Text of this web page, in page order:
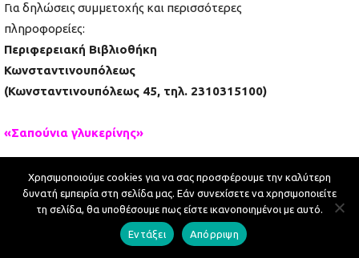
Για δηλώσεις συμμετοχής και περισσότερες
πληροφορείες:
Περιφερειακή Βιβλιοθήκη
Κωνσταντινουπόλεως
(Κωνσταντινουπόλεως 45, τηλ. 2310315100)
«Σαπούνια γλυκερίνης»
Τρίτη 10 και 17/3/2020 , ώρα 17:00 -19:00μ.μ.
Στόχος του εργαστηρίου είναι να μάθουμε να
φτιάχνουμε«Σαπούνια γλυκερίνης».
Χρησιμοποιούμε cookies για να σας προσφέρουμε την καλύτερη
δυνατή εμπειρία στη σελίδα μας. Εάν συνεχίσετε να χρησιμοποιείτε
τη σελίδα, θα υποθέσουμε πως είστε ικανοποιημένοι με αυτό.
Εντάξει Απόρριψη